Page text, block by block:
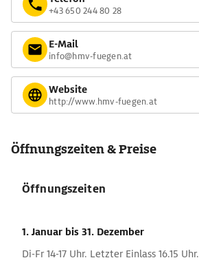
+43 650 244 80 28
E-Mail
info@hmv-fuegen.at
Website
http://www.hmv-fuegen.at
Öffnungszeiten & Preise
Öffnungszeiten
1. Januar bis 31. Dezember
Di-Fr 14-17 Uhr. Letzter Einlass 16.15 Uhr.